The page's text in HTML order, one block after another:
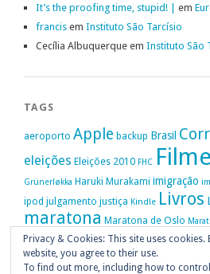
It’s the proofing time, stupid! | em
francis em Instituto São Tarcísio
Cecília Albuquerque em Instituto São
TAGS
aeroporto Apple backup Brasil
eleições Eleições 2010 FHC
Grünerløkka Haruki Murakami imigração
ipod julgamento justiça Kindle Livros
maratona Maratona de Oslo
movimento passe livre música nike
Portugal Privacidade protestos PT
Privacy & Cookies: This site uses
website, you agree to their use.
To find out more, including how to